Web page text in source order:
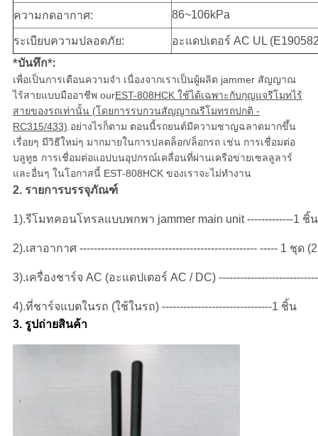
ความกดอากาศ: 86~106kPa
ระเบียบความปลอดภัย: อะแดปเตอร์ AC UL
*บันทึก*:
เพื่อเป็นการเตือนความจำ เนื่องจากเราเป็นผู้ผลิต jammer สัญญาณ
ไร้สายแบบมืออาชีพ ourEST-808HCK ใช้ได้เฉพาะกับกุญแจรีโมทไร้
สายของรถเท่านั้น (โดยการรบกวนสัญญาณรีโมทรถปกติ -
RC315/433).อย่างไรก็ตาม ตอนนี้รถยนต์มีความชาญฉลาดมากขึ้น
เรื่อยๆ มีวิธีใหม่ๆ มากมายในการปลดล็อก/ล็อกรถ เช่น การเชื่อมต่อ
บลูทูธ การเชื่อมต่อแอปบนอุปกรณ์เคลื่อนที่ผ่านเครือข่ายเซลลูลาร์
และอื่นๆ ในโอกาสนี้ EST-808HCK ของเราจะไม่ทำงาน
2. รายการบรรจุภัณฑ์
1).รีโมทคอนโทรลแบบพกพา jammer main unit -------------1 ชิ้น
2).เสาอากาศ -------------------------------------------------- ----- 1 ชุด
3).เครื่องชาร์จ AC (อะแดปเตอร์ AC / DC)
4).ที่ชาร์จแบตในรถ (ใช้ในรถ) -------------------------------1 ชิ้น
3. รูปถ่ายสินค้า